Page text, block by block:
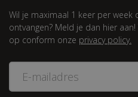
Wil je maximaal 1 keer per week
ontvangen? Meld je dan hier
op conform onze privacy policy.